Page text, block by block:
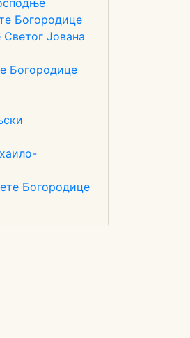
Богородице
Јована
Богородице
Богородице